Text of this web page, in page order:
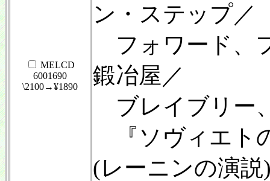
MELCD
6001690
\2100→¥1890
ン・ステップ／
フォワード、
鍛冶屋／
ブレイブリー
『ソヴィエト
(レーニンの演説